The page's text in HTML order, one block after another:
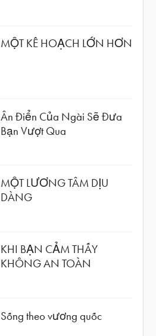
MỘT KẾ HOẠCH LỚN HƠN
Ân Điển Của Ngài Sẽ Đưa
Bạn Vượt Qua
MỘT LƯƠNG TÂM DỊU
DÀNG
KHI BẠN CẢM THẤY
KHÔNG AN TOÀN
Sống theo vương quốc